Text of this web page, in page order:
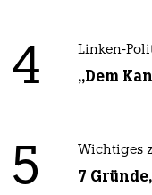
4 Linken-
„Dem
5 Wichtiges
7